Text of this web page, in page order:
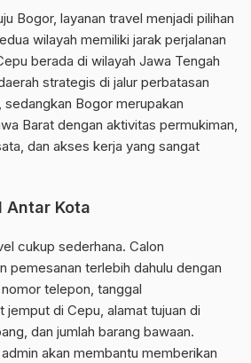
Bogor, layanan travel menjadi pilihan
wilayah memiliki jarak perjalanan
berada di wilayah Jawa Tengah
strategis di jalur perbatasan
Bogor merupakan
Barat dengan aktivitas permukiman,
dan akses kerja yang sangat
Antar Kota
cukup sederhana. Calon
pemesanan terlebih dahulu dengan
telepon, tanggal
jemput di Cepu, alamat tujuan di
dan jumlah barang bawaan.
akan membantu memberikan